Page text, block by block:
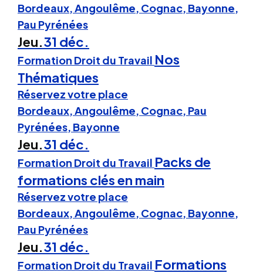
Bordeaux, Angoulême, Cognac, Bayonne,
Pau Pyrénées
Jeu.31 déc.
Formation Droit du Travail Nos
Thématiques
Réservez votre place
Bordeaux, Angoulême, Cognac, Pau
Pyrénées, Bayonne
Jeu.31 déc.
Formation Droit du Travail Packs de
formations clés en main
Réservez votre place
Bordeaux, Angoulême, Cognac, Bayonne,
Pau Pyrénées
Jeu.31 déc.
Formation Droit du Travail Formations